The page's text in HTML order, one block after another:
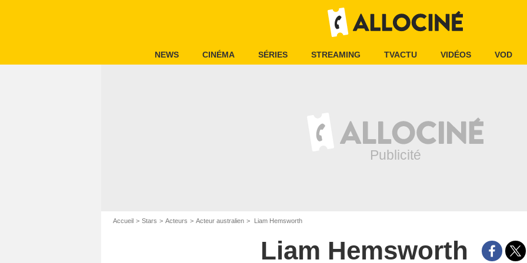
NEWS CINÉMA SÉRIES STREAMING TVACTU VIDÉOS VOD
Accueil Stars Acteurs Acteur australien Liam Hemsworth
Liam Hemsworth